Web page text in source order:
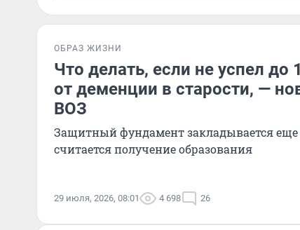
ОБРАЗ ЖИЗНИ
Что делать, если не успел до
от деменции в старости, —
ВОЗ
Защитный фундамент закладывается еще
считается получение образования
29 июля, 2026, 08:01 4 698 26